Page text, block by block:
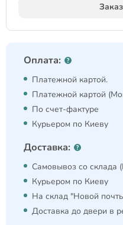
Оплата:
Платежной картой.
Платежной картой
По счет-фактуре
Курьером по Киеву
Доставка:
Самовывоз со склада
Курьером по Киеву
На склад "Новой
Доставка до двери в